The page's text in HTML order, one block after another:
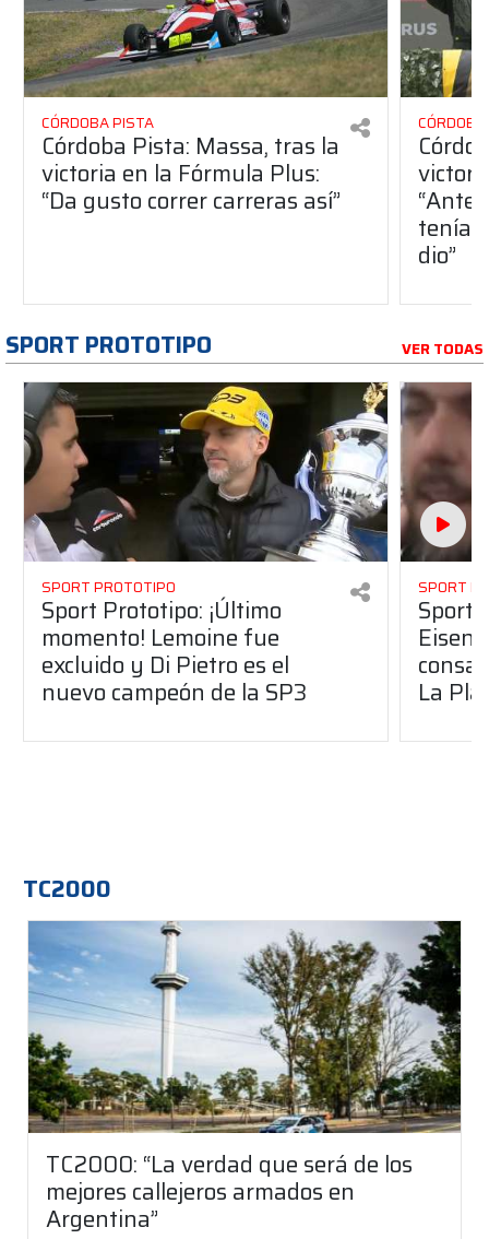
CÓRDOBA PISTA
Córdoba Pista: Massa, tras la
victoria en la Fórmula Plus:
“Da gusto correr carreras así”
dio”
SPORT PROTOTIPO VER TODAS
SPORT PROTOTIPO
Sport Prototipo: ¡Último
momento! Lemoine fue
excluido y Di Pietro es el
nuevo campeón de la SP3
SPORT
Sport
La
TC2000
TC2000: “La verdad que será de los
mejores callejeros armados en
Argentina”